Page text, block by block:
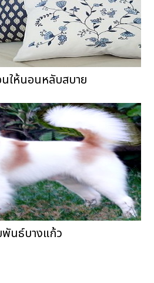
ให้นอนหลับสบาย
นธ์บางแก้ว